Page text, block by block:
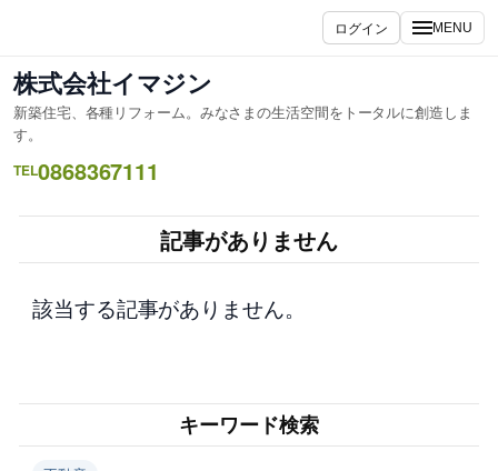
を
ス
キ
ッ
プ
ログイン MENU
株式会社イマジン
新築住宅、各種リフォーム。みなさまの生活空間をトータルに創造しま
す。
TEL0868367111
記事がありません
該当する記事がありません。
キーワード検索